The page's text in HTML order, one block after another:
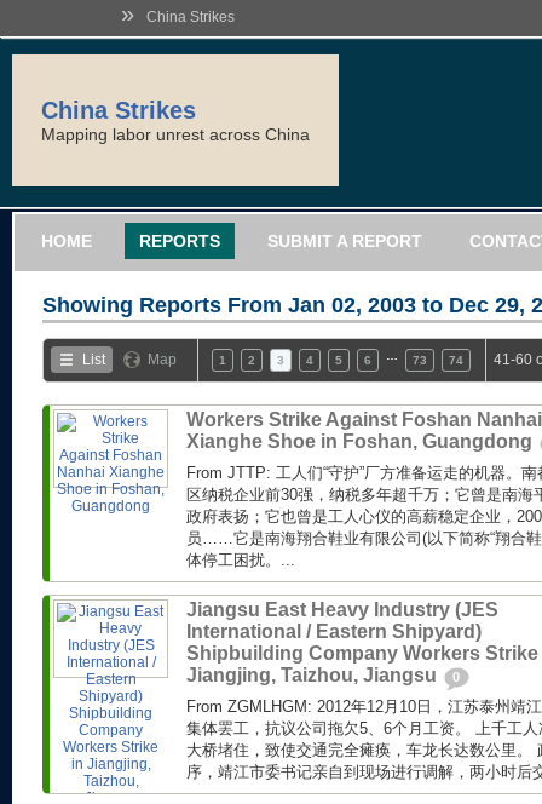
» China Strikes
China Strikes
Mapping labor unrest across China
HOME REPORTS SUBMIT A REPORT
Showing Reports From Jan 02, 2003 to Dec 29,
List Map 1 2 3 4 5 6 73 74 41-60
Workers Strike Against Foshan Nanhai
Xianghe Shoe in Foshan, Guangdong
From JTTP: 工人们“守护”厂方准备运走的机器。
区纳税企业前30强，纳税多年超千万；它曾是南海
政府表扬；它也曾是工人心仪的高薪稳定企业，
员……它是南海翔合鞋业有限公司(以下简称“翔合
体停工困扰。...
Jiangsu East Heavy Industry (JES
International / Eastern Shipyard)
Shipbuilding Company Workers Strike
Jiangjing, Taizhou, Jiangsu
0
From ZGMLHGM: 2012年12月10日，江苏泰州靖
集体罢工，抗议公司拖欠5、6个月工资。 上千工
大桥堵住，致使交通完全瘫痪，车龙长达数公里。
序，靖江市委书记亲自到现场进行调解，两小时后